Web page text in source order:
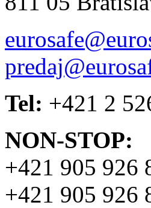
Tel: +421 2
NON-STOP:
+421 905 926
+421 905 926